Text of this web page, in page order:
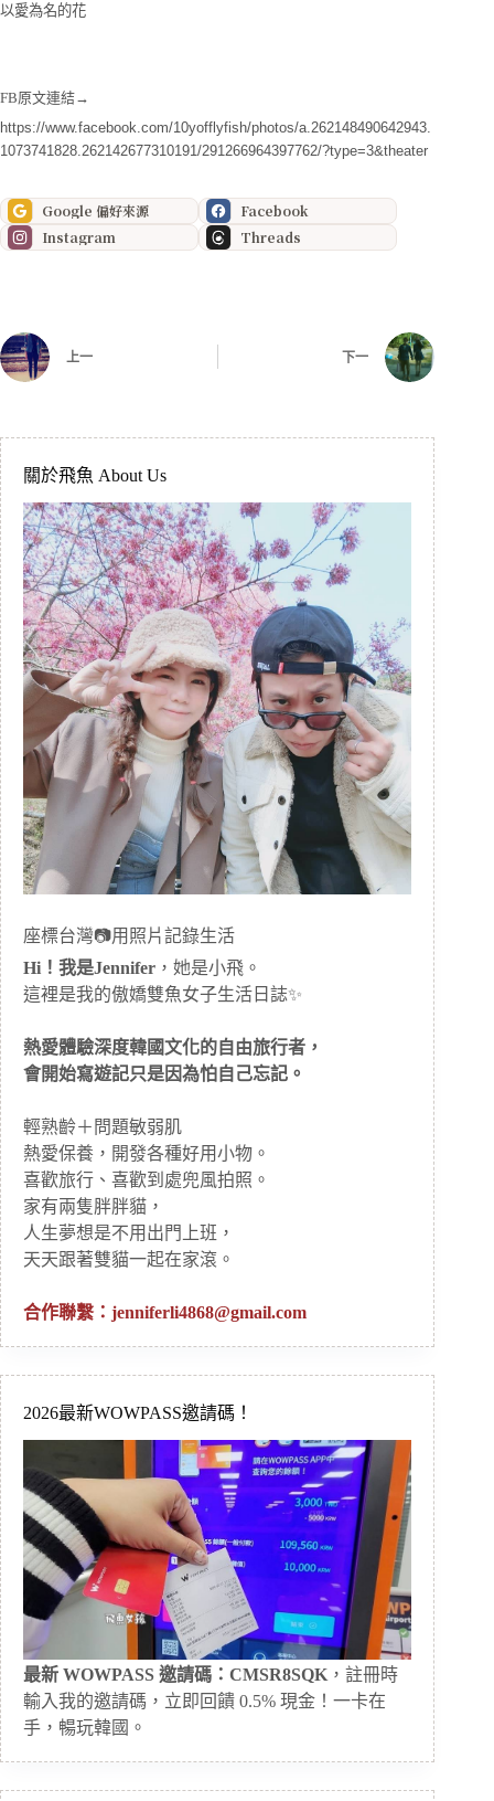
以愛為名的花
FB原文連結→
https://www.facebook.com/10yofflyfish/photos/a.262148490642943.
1073741828.262142677310191/291266964397762/?type=3&theater
Google 偏好來源
Facebook
Instagram
Threads
上一 下一
關於飛魚 About Us
座標台灣📷用照片記錄生活
Hi！我是Jennifer ，她是小飛。
這裡是我的傲嬌雙魚女子生活日誌✨
熱愛體驗深度韓國文化的自由旅行者，
會開始寫遊記只是因為怕自己忘記。
輕熟齡＋問題敏弱肌
熱愛保養，開發各種好用小物。
喜歡旅行、喜歡到處兜風拍照。
家有兩隻胖胖貓，
人生夢想是不用出門上班，
天天跟著雙貓一起在家滾。
合作聯繫： jenniferli4868@gmail.com
2026最新WOWPASS邀請碼！
最新 WOWPASS 邀請碼：CMSR8SQK ，註冊時
輸入我的邀請碼，立即回饋 0.5% 現金！一卡在
手，暢玩韓國。